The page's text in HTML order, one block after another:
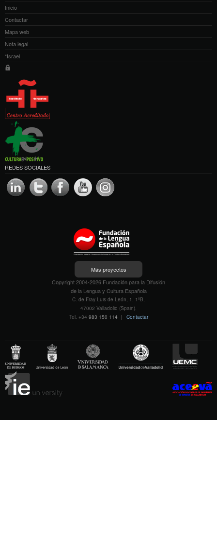
Inicio
Contactar
Mapa web
Nota legal
*Israel
REDES SOCIALES
Más proyectos
Copyright 2004-2026 Fundación para la Difusión
de la Lengua y Cultura Española
C. de Fray Luis de León, 1, 1ºB,
47002 Valladolid (Spain).
Tel. +34 983 150 114 | Contactar